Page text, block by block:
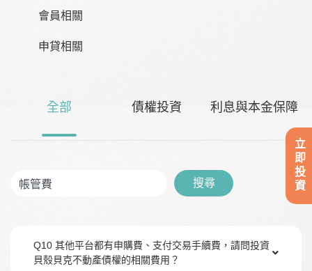
會員相關
申貸相關
全部 債權投資 利息與本金保障
搜尋
Q10 其他平台都有申購費、支付交易手續費，請問投資
貝殼貝克不動產債權的相關費用？
立即投資